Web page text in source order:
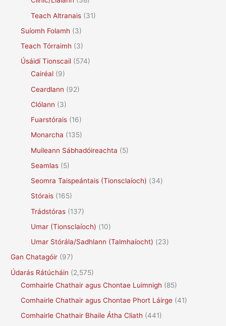
Teach Altranais (31)
Suíomh Folamh (3)
Teach Tórraimh (3)
Úsáidí Tionscail (574)
Cairéal (9)
Ceardlann (92)
Clólann (3)
Fuarstórais (16)
Monarcha (135)
Muileann Sábhadóireachta (5)
Seamlas (5)
Seomra Taispeántais (Tionsclaíoch) (34)
Stórais (165)
Trádstóras (137)
Umar (Tionsclaíoch) (10)
Umar Stórála/Sadhlann (Talmhaíocht) (23)
Gan Chatagóir (97)
Údarás Rátúcháin (2,575)
Comhairle Chathair agus Chontae Luimnigh (85)
Comhairle Chathair agus Chontae Phort Láirge (41)
Comhairle Chathair Bhaile Átha Cliath (441)